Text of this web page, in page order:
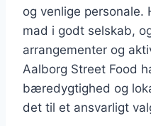
og venlige personale.
mad i godt selskab,
arrangementer og
Aalborg Street Food
bæredygtighed og
det til et ansvarligt